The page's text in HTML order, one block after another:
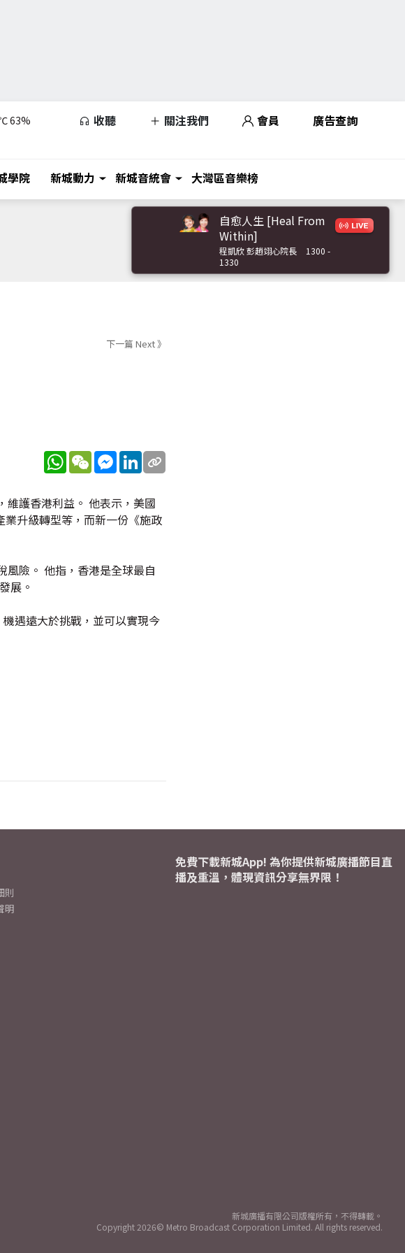
63% 收聽 關注我們 會員 廣告查詢
學院 新城動力 新城音統會 大灣區音樂榜
自愈人生 [Heal From
Within]
程凱欣 彭趙翊心院長
1300 -
1330
下一篇 Next 》
WhatsApp
WeChatMessenger
LinkedIn
維護香港利益。 他表示，美國
升級轉型等，而新一份《施政
險。 他指，香港是全球最自
展。
遇遠大於挑戰，並可以實現今
則
明
免費下載新城App! 為你提供新城廣播節目直
播及重溫，體現資訊分享無界限！
新城廣播有限公司版權所有，不得轉載。
Copyright 2026© Metro Broadcast Corporation Limited. All rights reserved.